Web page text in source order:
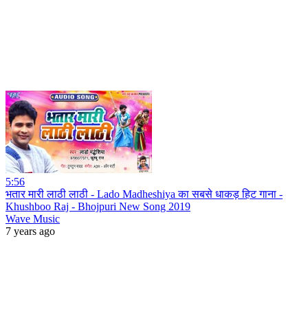
5:56
भतार मारी लाठी लाठी - Lado Madheshiya का सबसे धाकड़ हिट गाना -
Khushboo Raj - Bhojpuri New Song 2019
Wave Music
7 years ago